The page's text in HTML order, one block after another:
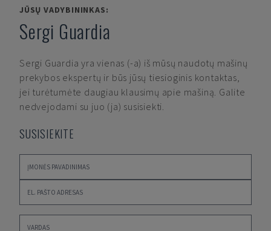
JŪSŲ VADYBININKAS:
Sergi Guardia
Sergi Guardia yra vienas (-a) iš mūsų naudotų mašinų
prekybos ekspertų ir būs jūsų tiesioginis kontaktas,
jei turėtumėte daugiau klausimų apie mašiną. Galite
nedvejodami su juo (ja) susisiekti.
SUSISIEKITE